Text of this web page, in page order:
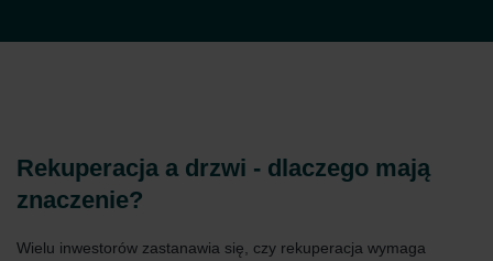
Rekuperacja a drzwi - dlaczego mają
znaczenie?
Wielu inwestorów zastanawia się, czy rekuperacja wymaga